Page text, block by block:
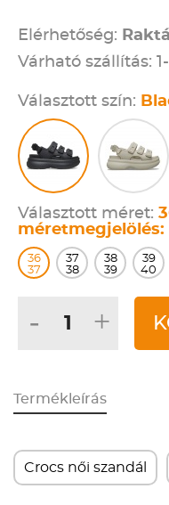
Elérhetőség:
Várható szállítás:
Választott szín:
Választott méret:
méretmegjelölés:
36
37
37
38
38
39
39
40
- +
Termékleírás
Crocs női szandál